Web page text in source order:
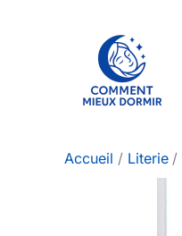
Accueil Literie